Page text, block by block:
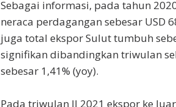
Sebagai informasi, pada tahun
neraca perdagangan sebesar USD
juga total ekspor Sulut tumbuh
signifikan dibandingkan triwulan
sebesar 1,41% (yoy).
Pada triwulan II 2021 ekspor ke